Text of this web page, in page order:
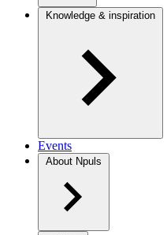
Knowledge & inspiration
Events
About Npuls